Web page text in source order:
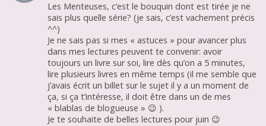
Les Menteuses, c’est le bouquin dont est tirée je ne
sais plus quelle série? (je sais, c’est vachement précis
^^)
Je ne sais pas si mes « astuces » pour avancer plus
dans mes lectures peuvent te convenir: avoir
toujours un livre sur soi, lire dès qu’on a 5 minutes,
lire plusieurs livres en même temps (il me semble que
j’avais écrit un billet sur le sujet il y a un moment de
ça, si ça t’intéresse, il doit être dans un de mes
« blablas de blogueuse » 😉 ).
Je te souhaite de belles lectures pour juin 😉